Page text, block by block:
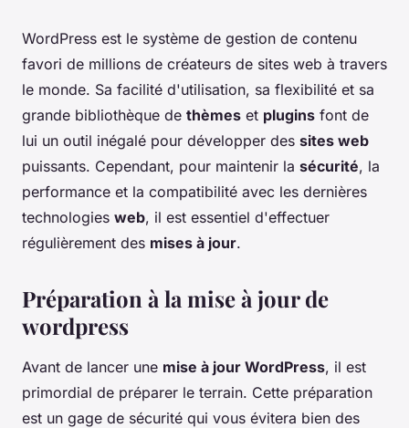
WordPress est le système de gestion de contenu
favori de millions de créateurs de sites web à travers
le monde. Sa facilité d'utilisation, sa flexibilité et sa
grande bibliothèque de thèmes et plugins font de
lui un outil inégalé pour développer des sites web
puissants. Cependant, pour maintenir la sécurité, la
performance et la compatibilité avec les dernières
technologies web, il est essentiel d'effectuer
régulièrement des mises à jour.
Préparation à la mise à jour de
wordpress
Avant de lancer une mise à jour WordPress, il est
primordial de préparer le terrain. Cette préparation
est un gage de sécurité qui vous évitera bien des